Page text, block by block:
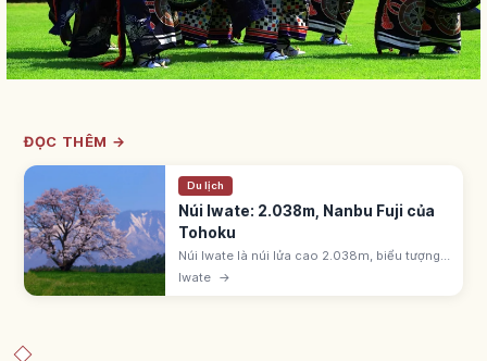
ĐỌC THÊM →
Du lịch
Núi Iwate: 2.038m, Nanbu Fuji của
Tohoku
Núi Iwate là núi lửa cao 2.038m, biểu tượng
Tohoku, gọi 'Nanbu Fuji'. Ishikawa Takuboku
Iwate →